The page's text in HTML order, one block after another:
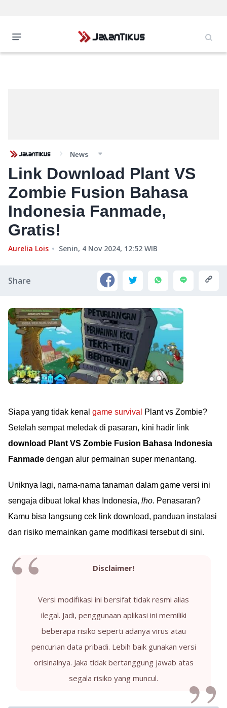
News
Link Download Plant VS
Zombie Fusion Bahasa
Indonesia Fanmade,
Gratis!
Aurelia Lois Senin, 4 Nov 2024, 12:52 WIB
Share
Siapa yang tidak kenal game survival
Plant vs Zombie?
Setelah sempat meledak di pasaran, kini hadir link
download Plant VS Zombie Fusion Bahasa Indonesia
Fanmade dengan alur permainan super menantang.
Uniknya lagi, nama-nama tanaman dalam game versi ini
sengaja dibuat lokal khas Indonesia, lho. Penasaran?
Kamu bisa langsung cek link download, panduan instalasi
dan risiko memainkan game modifikasi tersebut di sini.
Disclaimer!
Versi modifikasi ini bersifat tidak resmi alias
ilegal. Jadi, penggunaan aplikasi ini memiliki
beberapa risiko seperti adanya virus atau
pencurian data pribadi. Lebih baik gunakan versi
orisinalnya. Jaka tidak bertanggung jawab atas
segala risiko yang muncul.